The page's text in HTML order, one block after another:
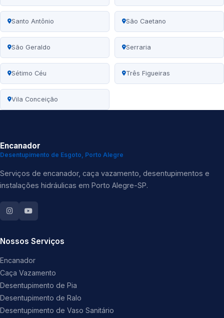
Santo Antônio São Caetano
São Geraldo Serraria
Sétimo Céu Três Figueiras
Vila Conceição
Encanador
Desentupimento de Esgoto, Porto Alegre
Serviços de encanador, caça vazamento, desentupimentos e
instalações hidráulicas em Porto Alegre-SP.
Nossos Serviços
Encanador
Caça Vazamento
Desentupimento de Pia
Desentupimento de Ralo
Desentupimento de Vaso Sanitário